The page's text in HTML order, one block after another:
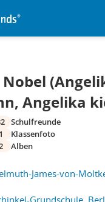
Angelika
James-von-
Grundschule,
Schulfreunde
1
Klassenfoto
Alben